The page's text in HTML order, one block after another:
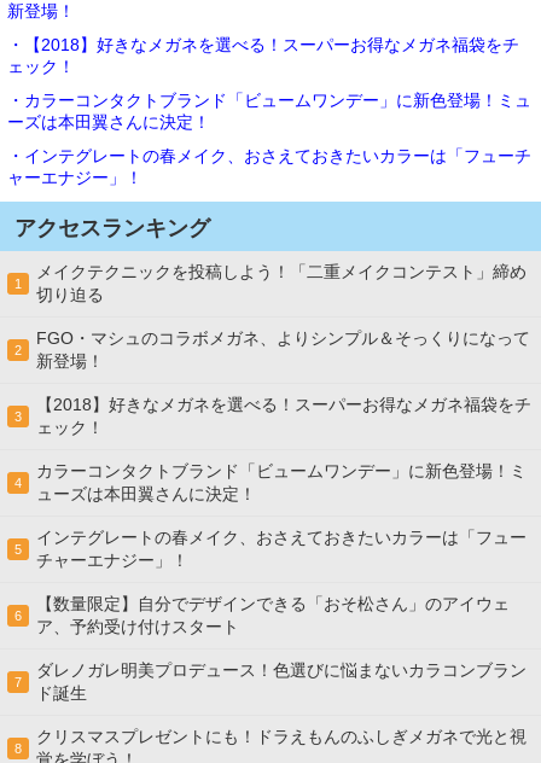
新登場！
・【2018】好きなメガネを選べる！スーパーお得なメガネ福袋をチ
ェック！
・カラーコンタクトブランド「ビュームワンデー」に新色登場！ミュ
ーズは本田翼さんに決定！
・インテグレートの春メイク、おさえておきたいカラーは「フューチ
ャーエナジー」！
アクセスランキング
1
メイクテクニックを投稿しよう！「二重メイクコンテスト」締め
切り迫る
2
FGO・マシュのコラボメガネ、よりシンプル＆そっくりになって
新登場！
3
【2018】好きなメガネを選べる！スーパーお得なメガネ福袋をチ
ェック！
4
カラーコンタクトブランド「ビュームワンデー」に新色登場！ミ
ューズは本田翼さんに決定！
5
インテグレートの春メイク、おさえておきたいカラーは「フュー
チャーエナジー」！
6
【数量限定】自分でデザインできる「おそ松さん」のアイウェ
ア、予約受け付けスタート
7
ダレノガレ明美プロデュース！色選びに悩まないカラコンブラン
ド誕生
8
クリスマスプレゼントにも！ドラえもんのふしぎメガネで光と視